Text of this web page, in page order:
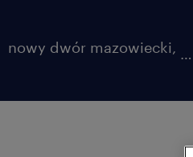
nowy dwór mazowiecki,